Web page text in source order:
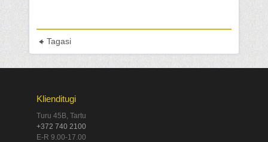
Tagasi
Klienditugi
Turu 45B, Tartu
+372 740 2100
E-R 9.00-17.00